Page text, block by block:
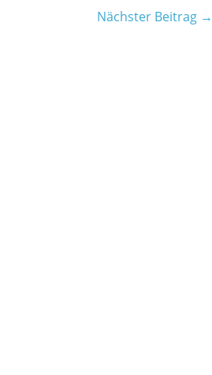
Nächster Beitrag →